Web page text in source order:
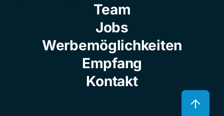
Team
Jobs
Werbemöglichkeiten
Empfang
Kontakt